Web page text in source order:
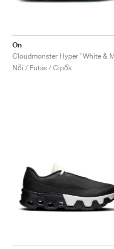
On
Cloudmonster Hyper "White &
Női / Futás / Cipők